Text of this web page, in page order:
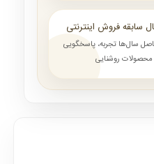
سال‌ها تجربه، پاسخگویی
روشنایی